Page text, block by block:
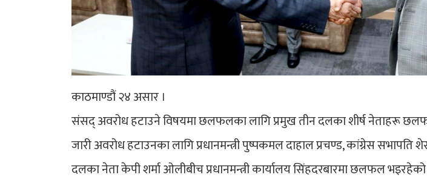
काठमाण्डौं २४ असार ।
संसद् अवरोध हटाउने विषयमा छलफलका लागि प्रमुख तीन दलका शीर्ष नेताहरू
जारी अवरोध हटाउनका लागि प्रधानमन्त्री पुष्पकमल दाहाल प्रचण्ड, कांग्रेस सभापति
दलका नेता केपी शर्मा ओलीबीच प्रधानमन्त्री कार्यालय सिंहदरबारमा छलफल